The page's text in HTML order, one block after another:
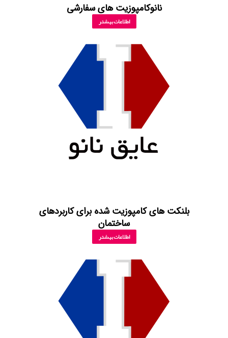
نانوکامپوزیت های سفارشی
اطلاعات بیشتر
بلنکت های کامپوزیت شده برای کاربردهای
ساختمان
اطلاعات بیشتر